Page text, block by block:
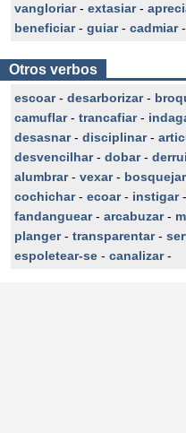
vangloriar- extasiar-
beneficiar- guiar- cadmiar-
Otros verbos
escoar- desarborizar-
camuflar- trancafiar-
desasnar- disciplinar-
desvencilhar- dobar-
alumbrar- vexar- bosquejar
cochichar- ecoar- instigar-
fandanguear- arcabuzar-
planger- transparentar-
espoletear-se - canalizar-